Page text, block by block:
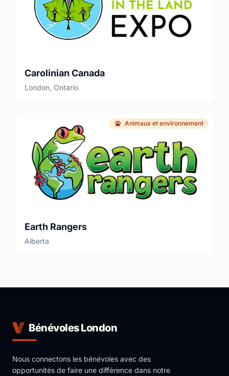
Carolinian Canada
London, Ontario
Animaux et environnement
Earth Rangers
Alberta
Bénévoles London
Nous connectons les bénévoles avec des
opportunités de faire une différence dans notre